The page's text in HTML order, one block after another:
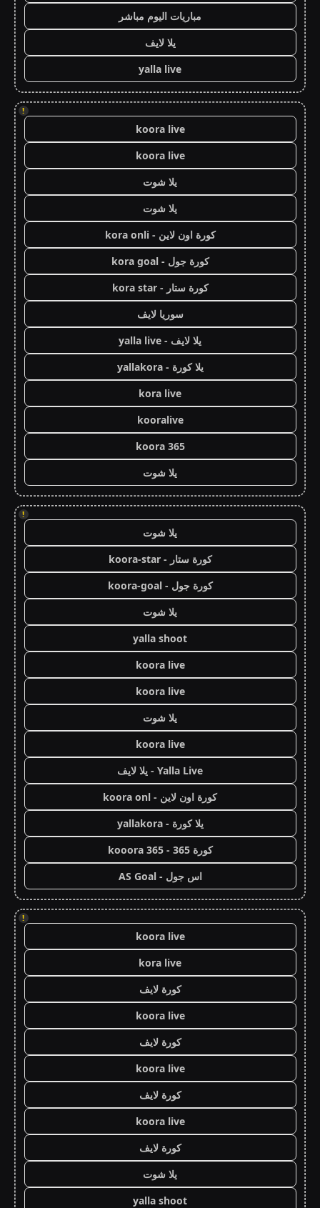
مباريات اليوم مباشر
يلا لايف
yalla live
!
koora live
koora live
يلا شوت
يلا شوت
كورة اون لاين - kora onli
كورة جول - kora goal
كورة ستار - kora star
سوريا لايف
يلا لايف - yalla live
يلا كورة - yallakora
kora live
kooralive
koora 365
يلا شوت
!
يلا شوت
كورة ستار - koora-star
كورة جول - koora-goal
يلا شوت
yalla shoot
koora live
koora live
يلا شوت
koora live
Yalla Live - يلا لايف
كورة اون لاين - koora onl
يلا كورة - yallakora
كورة 365 - kooora 365
اس جول - AS Goal
!
koora live
kora live
كورة لايف
koora live
كورة لايف
koora live
كورة لايف
koora live
كورة لايف
يلا شوت
yalla shoot